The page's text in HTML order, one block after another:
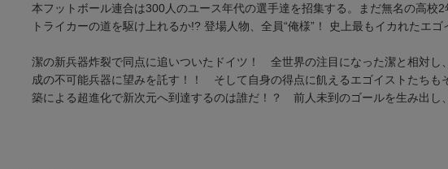
本フットボール連合は300人のユース年代の選手達を招集する。まだ無名の高
トライカーの道を駆け上れるか!? 登場人物、全員“俺様”！ 史上最もイカれたエ
潔の新兵器炸裂で同点に追いついたドイツ！ 全世界の注目になった潔と相対
成の不可能兵器に望みを託す！！ そして自身の得点に飢えるエゴイストたち
築による超進化で新次元へ到達するのは誰だ！？ 前人未到のゴールを生み出し